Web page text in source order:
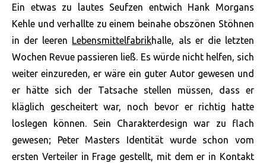
Ein etwas zu lautes Seufzen entwich Hank Morgans
Kehle und verhallte zu einem beinahe obszönen Stöhnen
in der leeren Lebensmittelfabrikhalle, als er die letzten
Wochen Revue passieren ließ. Es würde nicht helfen, sich
weiter einzureden, er wäre ein guter Autor gewesen und
er hätte sich der Tatsache stellen müssen, dass er
kläglich gescheitert war, noch bevor er richtig hatte
loslegen können. Sein Charakterdesign war zu flach
gewesen; Peter Masters Identität wurde schon vom
ersten Verteiler in Frage gestellt, mit dem er in Kontakt